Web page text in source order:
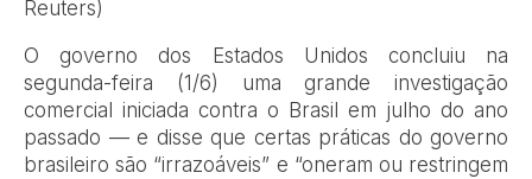
Reuters)
O governo dos Estados Unidos concluiu na
segunda-feira (1/6) uma grande investigação
comercial iniciada contra o Brasil em julho do ano
passado — e disse que certas práticas do governo
brasileiro são “irrazoáveis” e “oneram ou restringem